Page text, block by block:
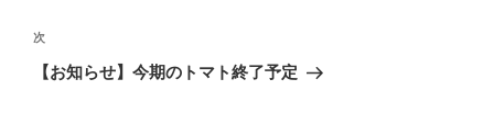
ビ
ゲ
稿
次
の
次
【お知らせ】今期のトマト終了予定